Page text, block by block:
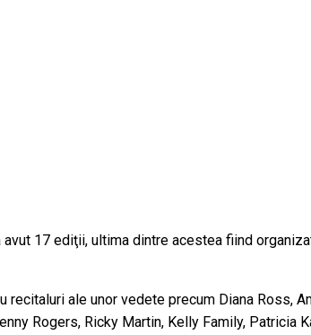
17 ediţii, ultima dintre acestea fiind
ale unor vedete precum Diana Ross,
Rogers, Ricky Martin, Kelly Family, Patricia